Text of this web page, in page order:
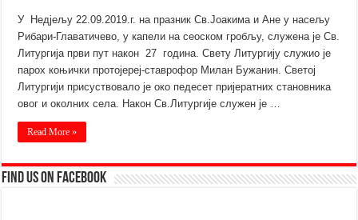
У Недјељу 22.09.2019.г. на празник Св.Јоакима и Ане у насељу
Рибари-Главатичево, у капели на сеоском гробљу, служена је Св.
Литургија први пут након 27 година. Свету Литургију служио је
парох коњички протојереј-ставрофор Милан Бужанин. Светој
Литургији присуствовало је око педесет пријератних становника
овог и околних села. Након Св.Литургије служен је …
Read More »
Find us on Facebook